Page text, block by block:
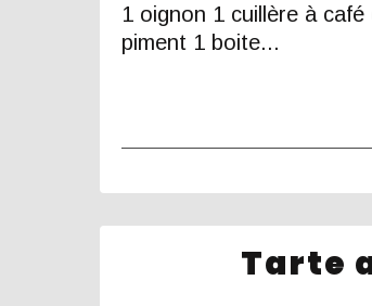
1 oignon 1 cuillère à
piment 1 boite...
Tarte